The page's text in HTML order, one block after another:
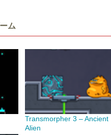
ム
Transmorpher 3 – Ancient
Alien